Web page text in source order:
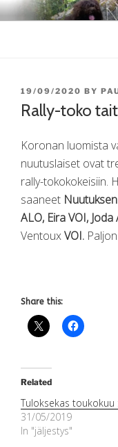
Skip
to
Nuutuksen kennel
POSTED
ON
19/09/2020 BY
Rally-toko
Koronan luomista
nuutuslaiset ovat
rally-tokokokeisiin.
saaneet
ALO, Eira VOI, Joda
VentouxVOI.
Share this:
Related
Tuloksekas toukokuu
31/05/2019
In "jäljestys"